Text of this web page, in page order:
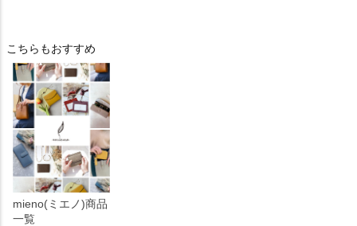
こちらもおすすめ
mieno(ミエノ)商品
一覧